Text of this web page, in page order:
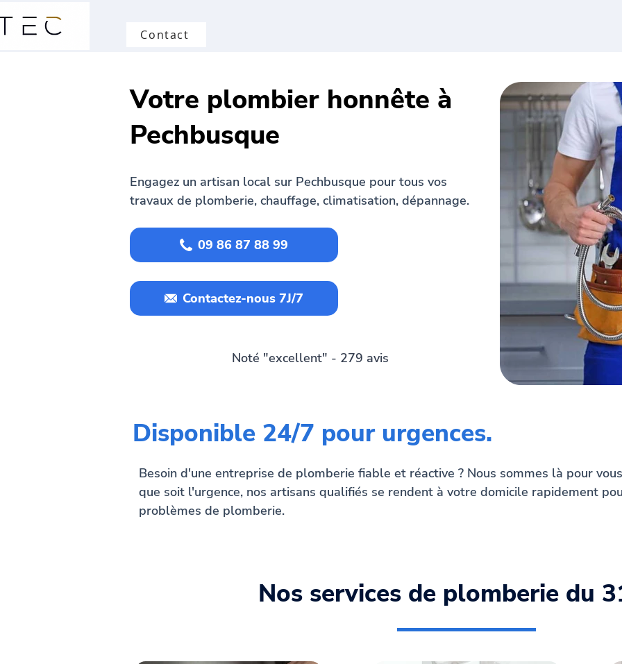
Contact
Votre plombier honnête à
Pechbusque
Engagez un artisan local sur Pechbusque pour tous vos
travaux de plomberie, chauffage, climatisation, dépannage.
09 86 87 88 99
Contactez-nous 7J/7
Noté "excellent" - 279 avis
Disponible 24/7 pour urgences.
Besoin d'une entreprise de plomberie fiable et réactive ? Nous sommes là pour
que soit l'urgence, nos artisans qualifiés se rendent à votre domicile rapidement
problèmes de plomberie.
Nos services de plomberie du